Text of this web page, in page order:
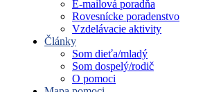
E-mailová poradňa
Rovesnícke poradenstvo
Vzdelávacie aktivity
Články
Som dieťa/mladý
Som dospelý/rodič
O pomoci